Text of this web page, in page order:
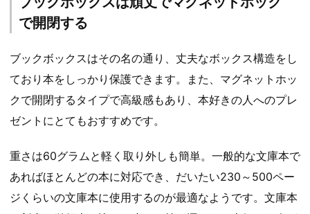
で開閉する
ブックボックスはその名の通り、丈夫なボックス構造をし
ており本をしっかり保護できます。また、マグネットホッ
クで開閉するタイプで高級感もあり、本好きの人へのプレ
ゼントにとてもおすすめです。
重さは60グラムと軽く取り外しも簡単。一般的な文庫本で
あればほとんどの本に対応でき、だいたい230～500ペー
ジくらいの文庫本に使用するのが最適なようです。文庫本